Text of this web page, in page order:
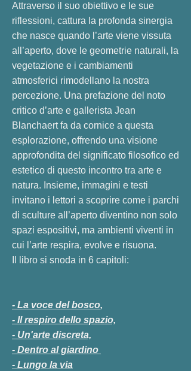
Attraverso il suo obiettivo e le sue
riflessioni, cattura la profonda sinergia
che nasce quando l’arte viene vissuta
all’aperto, dove le geometrie naturali, la
vegetazione e i cambiamenti
atmosferici rimodellano la nostra
percezione. Una prefazione del noto
critico d’arte e gallerista Jean
Blanchaert fa da cornice a questa
esplorazione, offrendo una visione
approfondita del significato filosofico ed
estetico di questo incontro tra arte e
natura. Insieme, immagini e testi
invitano i lettori a scoprire come i parchi
di sculture all’aperto diventino non solo
spazi espositivi, ma ambienti viventi in
cui l’arte respira, evolve e risuona.
Il libro si snoda in 6 capitoli:
- La voce del bosco,
- Il respiro dello spazio,
- Un'arte discreta,
- Dentro al giardino
- Lungo la via